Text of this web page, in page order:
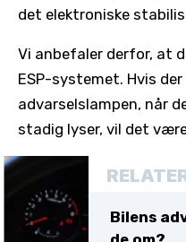
det elektroniske
Vi anbefaler derfor, at
ESP-systemet. Hvis
advarselslampen, når
stadig lyser, vil det
Bilens